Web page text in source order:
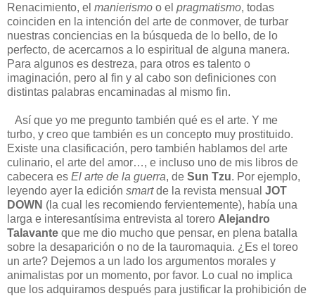
Renacimiento, el manierismo o el pragmatismo, todas
coinciden en la intención del arte de conmover, de turbar
nuestras conciencias en la búsqueda de lo bello, de lo
perfecto, de acercarnos a lo espiritual de alguna manera.
Para algunos es destreza, para otros es talento o
imaginación, pero al fin y al cabo son definiciones con
distintas palabras encaminadas al mismo fin.
Así que yo me pregunto también qué es el arte. Y me
turbo, y creo que también es un concepto muy prostituido.
Existe una clasificación, pero también hablamos del arte
culinario, el arte del amor…, e incluso uno de mis libros de
cabecera es El arte de la guerra, de Sun Tzu. Por ejemplo,
leyendo ayer la edición smartde la revista mensual JOT
DOWN (la cual les recomiendo fervientemente), había una
larga e interesantísima entrevista al torero Alejandro
Talavante que me dio mucho que pensar, en plena batalla
sobre la desaparición o no de la tauromaquia. ¿Es el toreo
un arte? Dejemos a un lado los argumentos morales y
animalistas por un momento, por favor. Lo cual no implica
que los adquiramos después para justificar la prohibición de